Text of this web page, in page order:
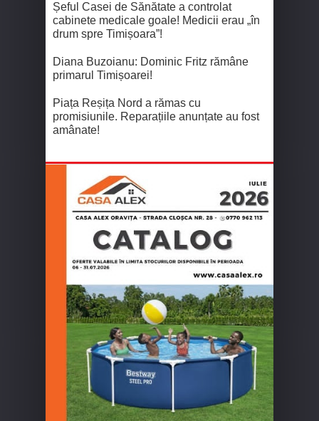
Șeful Casei de Sănătate a controlat
cabinete medicale goale! Medicii erau „în
drum spre Timișoara”!
Diana Buzoianu: Dominic Fritz rămâne
primarul Timișoarei!
Piața Reșița Nord a rămas cu
promisiunile. Reparațiile anunțate au fost
amânate!